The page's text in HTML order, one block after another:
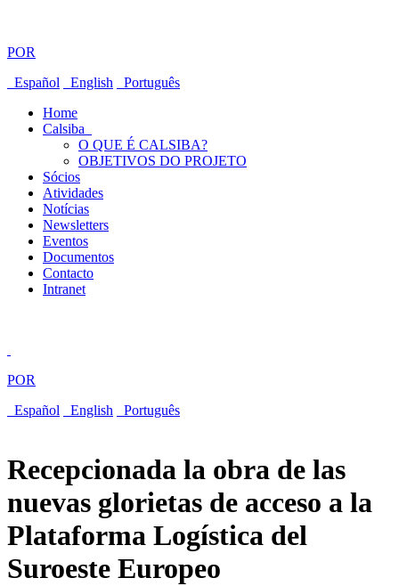
POR
Español
English
Português
Home
Calsiba
O QUE É CALSIBA?
OBJETIVOS DO PROJETO
Sócios
Atividades
Notícias
Newsletters
Eventos
Documentos
Contacto
Intranet
POR
Español
English Português
Recepcionada la obra de las
nuevas glorietas de acceso a la
Plataforma Logística del
Suroeste Europeo